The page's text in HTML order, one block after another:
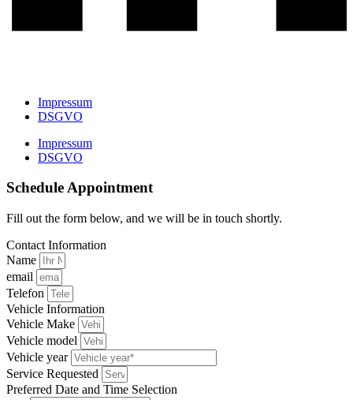
Impressum
DSGVO
Impressum
DSGVO
Schedule Appointment
Fill out the form below, and we will be in touch shortly.
Contact Information
Name
email
Telefon
Vehicle Information
Vehicle Make
Vehicle model
Vehicle year
Service Requested
Preferred Date and Time Selection